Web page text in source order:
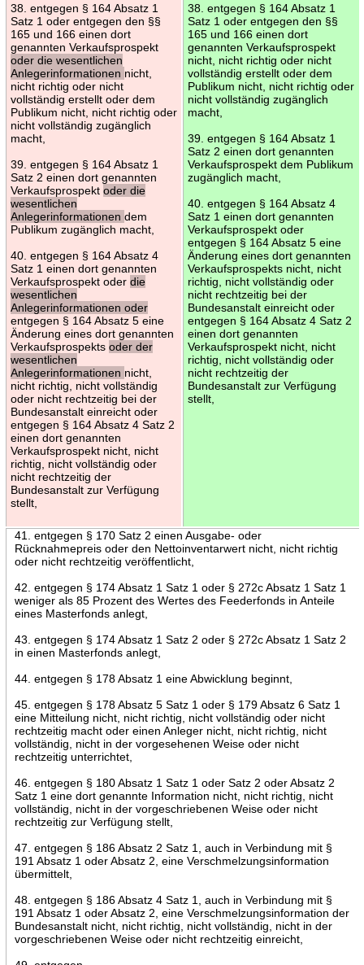
38. entgegen § 164 Absatz 1
Satz 1 oder entgegen den §§
165 und 166 einen dort
genannten Verkaufsprospekt
oder die wesentlichen
Anlegerinformationen nicht,
nicht richtig oder nicht
vollständig erstellt oder dem
Publikum nicht, nicht richtig oder
nicht vollständig zugänglich
macht,
39. entgegen § 164 Absatz 1
Satz 2 einen dort genannten
Verkaufsprospekt oder die
wesentlichen
Anlegerinformationen dem
Publikum zugänglich macht,
40. entgegen § 164 Absatz 4
Satz 1 einen dort genannten
Verkaufsprospekt oder die
wesentlichen
Anlegerinformationen oder
entgegen § 164 Absatz 5 eine
Änderung eines dort genannten
Verkaufsprospekts oder der
wesentlichen
Anlegerinformationen nicht,
nicht richtig, nicht vollständig
oder nicht rechtzeitig bei der
Bundesanstalt einreicht oder
entgegen § 164 Absatz 4 Satz 2
einen dort genannten
Verkaufsprospekt nicht, nicht
richtig, nicht vollständig oder
nicht rechtzeitig der
Bundesanstalt zur Verfügung
stellt,
38. entgegen § 164 Absatz 1
Satz 1 oder entgegen den §§
165 und 166 einen dort
genannten Verkaufsprospekt
nicht, nicht richtig oder nicht
vollständig erstellt oder dem
Publikum nicht, nicht richtig oder
nicht vollständig zugänglich
macht,
39. entgegen § 164 Absatz 1
Satz 2 einen dort genannten
Verkaufsprospekt dem Publikum
zugänglich macht,
40. entgegen § 164 Absatz 4
Satz 1 einen dort genannten
Verkaufsprospekt oder
entgegen § 164 Absatz 5 eine
Änderung eines dort genannten
Verkaufsprospekts nicht, nicht
richtig, nicht vollständig oder
nicht rechtzeitig bei der
Bundesanstalt einreicht oder
entgegen § 164 Absatz 4 Satz 2
einen dort genannten
Verkaufsprospekt nicht, nicht
richtig, nicht vollständig oder
nicht rechtzeitig der
Bundesanstalt zur Verfügung
stellt,
41. entgegen § 170 Satz 2 einen Ausgabe- oder
Rücknahmepreis oder den Nettoinventarwert nicht, nicht richtig
oder nicht rechtzeitig veröffentlicht,
42. entgegen § 174 Absatz 1 Satz 1 oder § 272c Absatz 1 Satz 1
weniger als 85 Prozent des Wertes des Feederfonds in Anteile
eines Masterfonds anlegt,
43. entgegen § 174 Absatz 1 Satz 2 oder § 272c Absatz 1 Satz 2
in einen Masterfonds anlegt,
44. entgegen § 178 Absatz 1 eine Abwicklung beginnt,
45. entgegen § 178 Absatz 5 Satz 1 oder § 179 Absatz 6 Satz 1
eine Mitteilung nicht, nicht richtig, nicht vollständig oder nicht
rechtzeitig macht oder einen Anleger nicht, nicht richtig, nicht
vollständig, nicht in der vorgesehenen Weise oder nicht
rechtzeitig unterrichtet,
46. entgegen § 180 Absatz 1 Satz 1 oder Satz 2 oder Absatz 2
Satz 1 eine dort genannte Information nicht, nicht richtig, nicht
vollständig, nicht in der vorgeschriebenen Weise oder nicht
rechtzeitig zur Verfügung stellt,
47. entgegen § 186 Absatz 2 Satz 1, auch in Verbindung mit §
191 Absatz 1 oder Absatz 2, eine Verschmelzungsinformation
übermittelt,
48. entgegen § 186 Absatz 4 Satz 1, auch in Verbindung mit §
191 Absatz 1 oder Absatz 2, eine Verschmelzungsinformation der
Bundesanstalt nicht, nicht richtig, nicht vollständig, nicht in der
vorgeschriebenen Weise oder nicht rechtzeitig einreicht,